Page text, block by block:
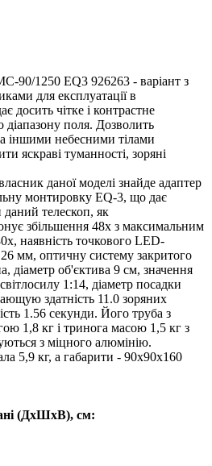
90/1250 EQ3 926263 - варіант з
для експлуатації в
досить чітке і контрастне
діапазону поля. Дозволить
іншими небесними тілами
яскраві туманності, зоряні
даної моделі знайде адаптер
монтировку EQ-3, що дає
даний телескоп, як
збільшення 48х з максимальним
наявність точкового LED-
мм, оптичну систему закритого
діаметр об'єктива 9 см, значення
1:14, діаметр посадки
здатність 11.0 зоряних
1.56 секунди. Його труба з
1,8 кг і тринога масою 1,5 кг з
з міцного алюмінію.
5,9 кг, а габарити - 90х90х160
(ДхШхВ), см: